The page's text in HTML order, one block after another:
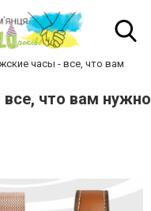
часы - все, что вам
что вам нужно